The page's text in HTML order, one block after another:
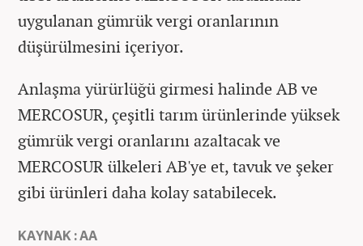
uygulanan gümrük vergi oranlarının
düşürülmesini içeriyor.
Anlaşma yürürlüğü girmesi halinde AB ve
MERCOSUR, çeşitli tarım ürünlerinde yüksek
gümrük vergi oranlarını azaltacak ve
MERCOSUR ülkeleri AB'ye et, tavuk ve şeker
gibi ürünleri daha kolay satabilecek.
KAYNAK : AA